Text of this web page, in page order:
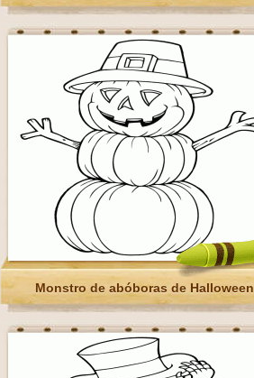
Monstro de abóboras de Halloween